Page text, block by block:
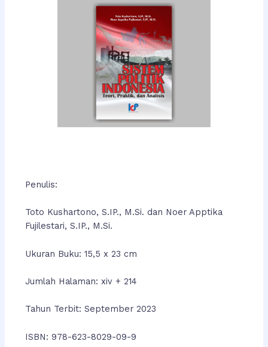
Penulis:
Toto Kushartono, S.IP., M.Si. dan Noer Apptika
Fujilestari, S.IP., M.Si.
Ukuran Buku: 15,5 x 23 cm
Jumlah Halaman: xiv + 214
Tahun Terbit: September 2023
ISBN: 978-623-8029-09-9